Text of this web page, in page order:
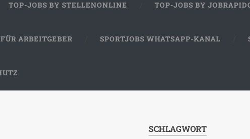
TOP-JOBS BY STELLENONLINE TOP-JOBS BY
FÜR ARBEITGEBER SPORTJOBS WHATSAPP-KANAL
SCHLAGWORT